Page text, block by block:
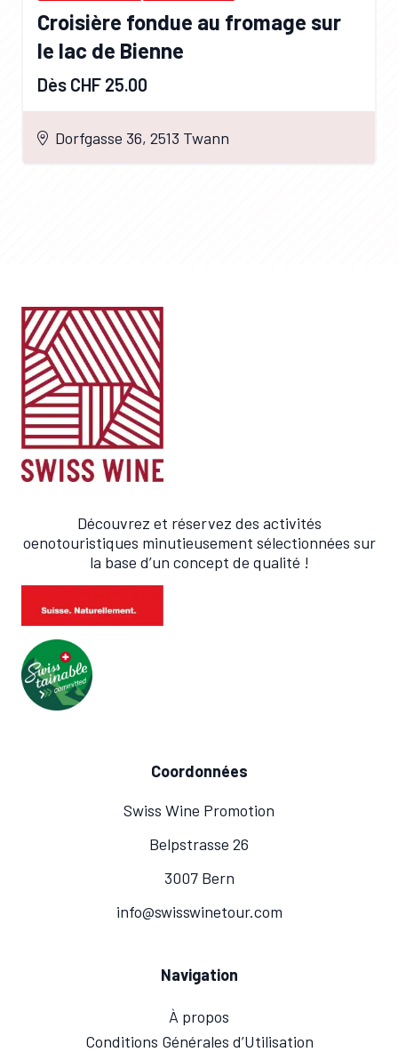
Croisière fondue au fromage sur
le lac de Bienne
Dès CHF 25.00
Dorfgasse 36, 2513 Twann
Découvrez et réservez des activités
oenotouristiques minutieusement sélectionnées sur
la base d’un concept de qualité !
Coordonnées
Swiss Wine Promotion
Belpstrasse 26
3007 Bern
info@swisswinetour.com
Navigation
À propos
Conditions Générales d’Utilisation